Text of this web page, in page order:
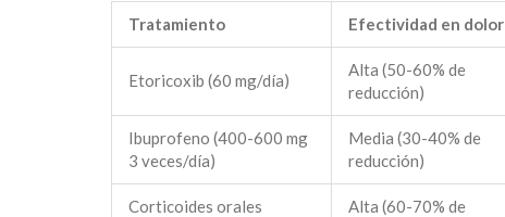
Tratamiento
Efectividad en dolor
Etoricoxib (60 mg/día)
Alta (50-60% de
reducción)
Ibuprofeno (400-600 mg
3 veces/día)
Media (30-40% de
reducción)
Corticoides orales
Alta (60-70% de